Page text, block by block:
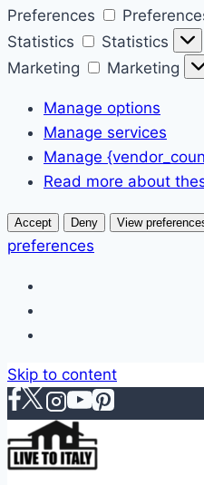
Preferences
Statistics
Statistics
Marketing
Marketing
Manage options
Manage services
Manage
Read more about
Accept Deny View
preferences
Skip to content